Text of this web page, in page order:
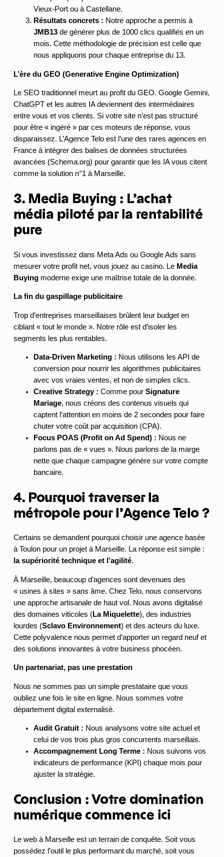
Vieux-Port ou à Castellane.
Résultats concrets : Notre approche a permis à
JMB13de générer plus de 1000 clics qualifiés en un
mois. Cette méthodologie de précision est celle que
nous appliquons pour chaque entreprise du 13.
L’ère du GEO (Generative Engine Optimization)
Le SEO traditionnel meurt au profit du GEO. Google Gemini,
ChatGPT et les autres IA deviennent des intermédiaires
entre vous et vos clients. Si votre site n’est pas structuré
pour être « ingéré » par ces moteurs de réponse, vous
disparaissez. L’Agence Telo est l’une des rares agences en
France à intégrer des balises de données structurées
avancées (Schema.org) pour garantir que les IA vous citent
comme la solution n°1 à Marseille.
3. Media Buying : L’achat
média piloté par la rentabilité
pure
Si vous investissez dans Meta Ads ou Google Ads sans
mesurer votre profit net, vous jouez au casino. Le Media
Buyingmoderne exige une maîtrise totale de la donnée.
La fin du gaspillage publicitaire
Trop d’entreprises marseillaises brûlent leur budget en
ciblant « tout le monde ». Notre rôle est d’isoler les
segments les plus rentables.
Data-Driven Marketing : Nous utilisons les API de
conversion pour nourrir les algorithmes publicitaires
avec vos vraies ventes, et non de simples clics.
Creative Strategy : Comme pour Signature
Mariage, nous créons des contenus visuels qui
captent l’attention en moins de 2 secondes pour faire
chuter votre coût par acquisition (CPA).
Focus POAS (Profit on Ad Spend) : Nous ne
parlons pas de « vues ». Nous parlons de la marge
nette que chaque campagne génère sur votre compte
bancaire.
4. Pourquoi traverser la
métropole pour l’Agence Telo ?
Certains se demandent pourquoi choisir une agence basée
à Toulon pour un projet à Marseille. La réponse est simple :
la supériorité technique et l’agilité.
À Marseille, beaucoup d’agences sont devenues des
« usines à sites » sans âme. Chez Telo, nous conservons
une approche artisanale de haut vol. Nous avons digitalisé
des domaines viticoles (La Miquelette), des industries
lourdes (Sclavo Environnement) et des acteurs du luxe.
Cette polyvalence nous permet d’apporter un regard neuf et
des solutions innovantes à votre business phocéen.
Un partenariat, pas une prestation
Nous ne sommes pas un simple prestataire que vous
oubliez une fois le site en ligne. Nous sommes votre
département digital externalisé.
Audit Gratuit : Nous analysons votre site actuel et
celui de vos trois plus gros concurrents marseillais.
Accompagnement Long Terme : Nous suivons vos
indicateurs de performance (KPI) chaque mois pour
ajuster la stratégie.
Conclusion : Votre domination
numérique commence ici
Le web à Marseille est un terrain de conquête. Soit vous
possédez l’outil le plus performant du marché, soit vous